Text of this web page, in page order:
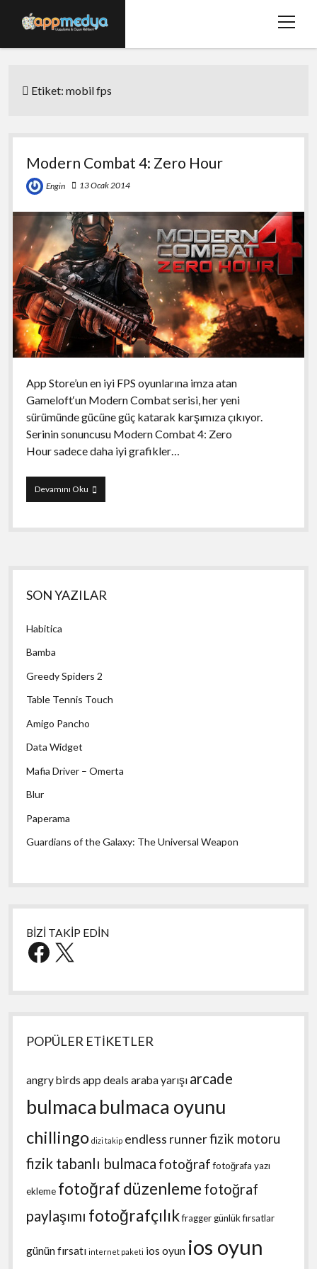
menüyü
Hakkımızda
twitterfacebook
Etiket:mobil fps
Modern Combat 4: Zero Hour
Engin 13 Ocak 2014
App Store’un en iyi FPS oyunlarına imza atan
Gameloft‘un Modern Combat serisi, her yeni
sürümünde gücüne güç katarak karşımıza çıkıyor.
Serinin sonuncusu Modern Combat 4: Zero
Hour sadece daha iyi grafikler…
Devamını OkuModern
Combat
Zero
Yan
Menü
SON YAZILAR
Habitica
Bamba
Greedy Spiders 2
Table Tennis Touch
Amigo Pancho
Data Widget
Mafia Driver – Omerta
Blur
Paperama
Guardians of the Galaxy: The Universal Weapon
BİZİ TAKİP EDİN
Facebook
X
POPÜLER ETİKETLER
angry birds app deals araba yarışı arcade
bulmaca bulmaca oyunu
chillingo dizi takip endless runnerfizik motoru
fizik tabanlı bulmaca fotoğraf fotoğrafa yazı
ekleme fotoğraf düzenleme fotoğraf
paylaşımı fotoğrafçılıkfraggergünlük fırsatlar
günün fırsatı internet paketi ios oyun ios oyun